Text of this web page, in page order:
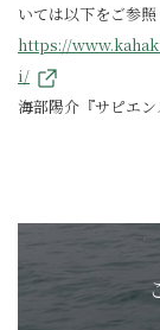
いては以下をご参照
https://
i/
海部陽介『サピエ